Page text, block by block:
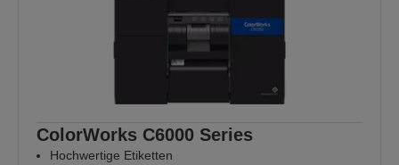
ColorWorks C6000 Series
Hochwertige Etiketten